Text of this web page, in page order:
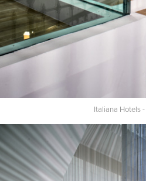
Italiana Hotels